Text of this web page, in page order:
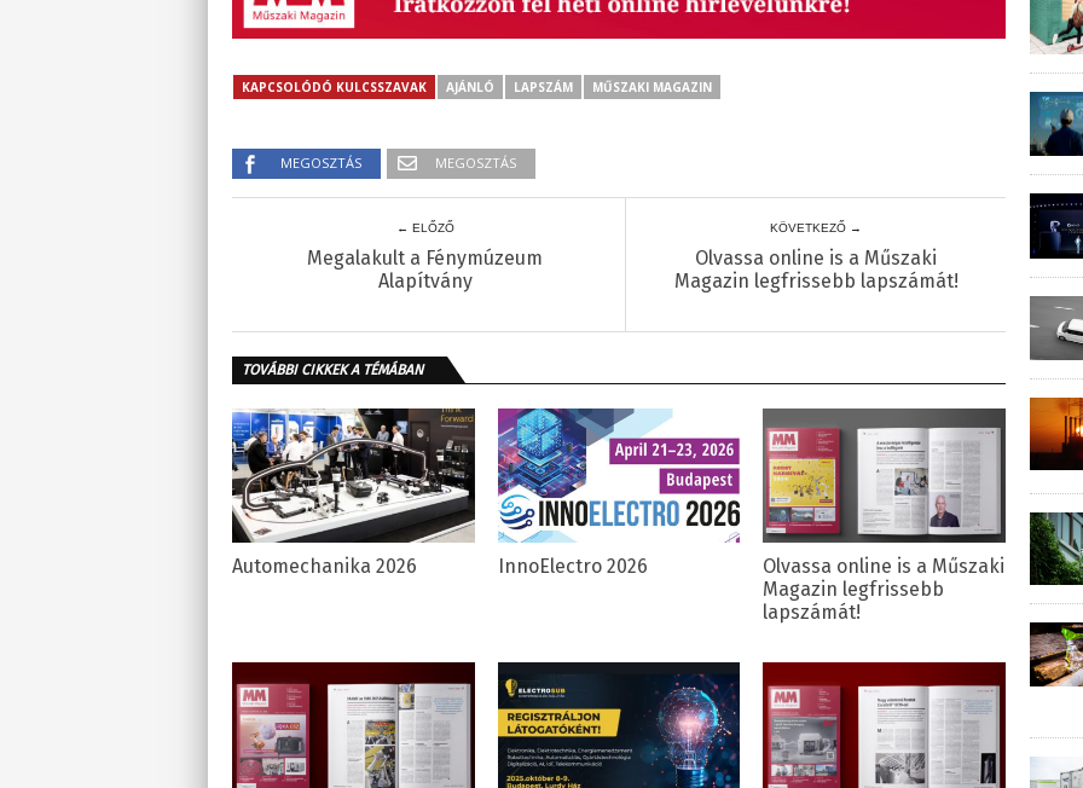
KAPCSOLÓDÓ KULCSSZAVAK AJÁNLÓ LAPSZÁM MŰSZAKI MAGAZIN
MEGOSZTÁS MEGOSZTÁS
← ELŐZŐ
Megalakult a Fénymúzeum
Alapítvány
KÖVETKEZŐ →
Olvassa online is a Műszaki
Magazin legfrissebb lapszámát!
TOVÁBBI CIKKEK A TÉMÁBAN
Automechanika 2026 InnoElectro 2026
Olvassa online is a Műszaki
Magazin legfrissebb
lapszámát!